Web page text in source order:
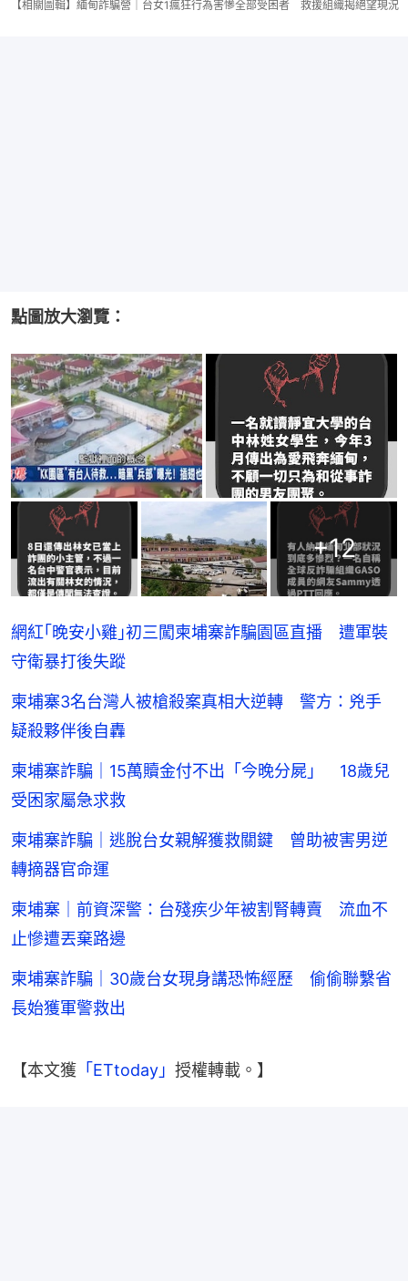
【相關圖輯】緬甸詐騙營｜台女1瘋狂行為害慘全部受困者 救援組織揭絕望現況
點圖放大瀏覽：
+12
網紅｢晚安小雞｣初三闖柬埔寨詐騙園區直播 遭軍裝
守衛暴打後失蹤
柬埔寨3名台灣人被槍殺案真相大逆轉 警方：兇手
疑殺夥伴後自轟
柬埔寨詐騙｜15萬贖金付不出「今晚分屍」 18歲兒
受困家屬急求救
柬埔寨詐騙｜逃脫台女親解獲救關鍵 曾助被害男逆
轉摘器官命運
柬埔寨｜前資深警：台殘疾少年被割腎轉賣 流血不
止慘遭丟棄路邊
柬埔寨詐騙｜30歲台女現身講恐怖經歷 偷偷聯繫省
長始獲軍警救出
【本文獲 「ETtoday」 授權轉載。】